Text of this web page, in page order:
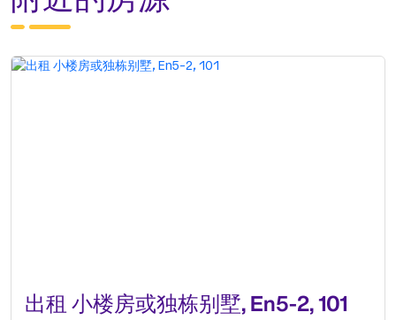
出租 小楼房或独栋别墅, En5-2, 101